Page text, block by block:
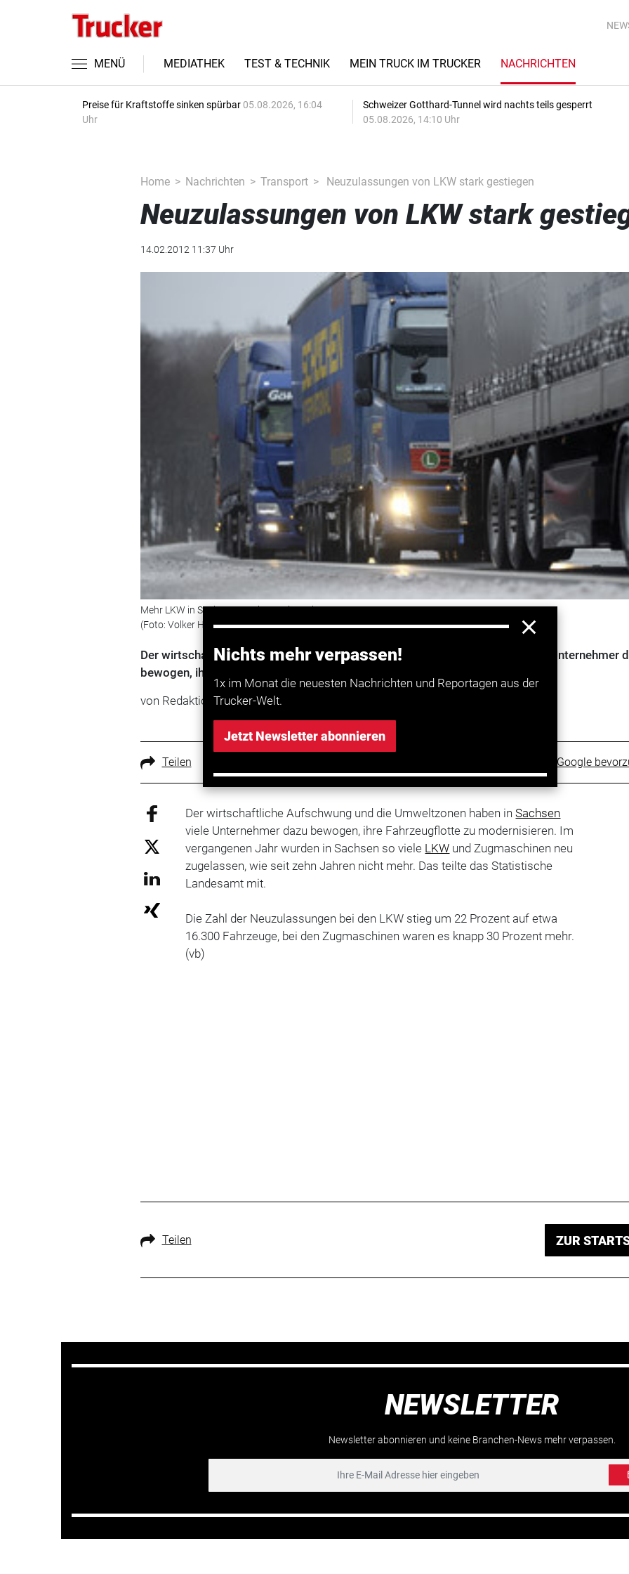
MENÜ MEDIATHEK TEST & TECHNIK MEIN TRUCK IM TRUCKER NACHRICHTEN
Preise für Kraftstoffe sinken spürbar 05.08.2026, 16:04
Uhr
Schweizer Gotthard-Tunnel wird nachts teils gesperrt
05.08.2026, 14:10 Uhr
Home Nachrichten Transport Neuzulassungen von LKW stark gestiegen
Neuzulassungen von LKW stark
14.02.2012 11:37 Uhr
Mehr LKW in Sachsen zugelassen im Jahr 2011
(Foto: Volker Hartmann/ dapd)
Der wirtschaftliche Aufschwung und die Umweltzonen haben in Sachsen viele Unternehmer
bewogen, ihre Fahrzeugflotte zu modernisieren.
von Redaktion TRUCKER
Teilen Trucker bei Google
Nichts mehr verpassen!
1x im Monat die neuesten Nachrichten und Reportagen aus der
Trucker-Welt.
Jetzt Newsletter abonnieren
Der wirtschaftliche Aufschwung und die Umweltzonen haben inSachsen
viele Unternehmer dazu bewogen, ihre Fahrzeugflotte zu modernisieren. Im
vergangenen Jahr wurden in Sachsen so viele LKW und Zugmaschinen neu
zugelassen, wie seit zehn Jahren nicht mehr. Das teilte das Statistische
Landesamt mit.
Die Zahl der Neuzulassungen bei den LKW stieg um 22 Prozent auf etwa
16.300 Fahrzeuge, bei den Zugmaschinen waren es knapp 30 Prozent mehr.
(vb)
Teilen ZUR
NEWSLETTER
Newsletter abonnieren und keine Branchen-News mehr verpassen.